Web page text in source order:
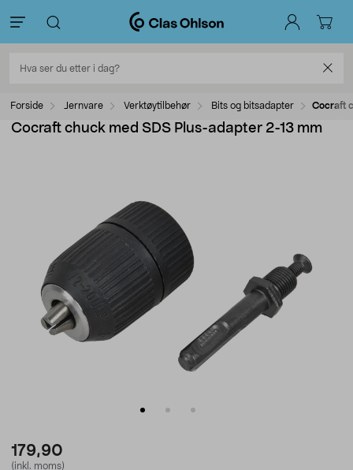
Forside Jernvare Verktøytilbehør Bits og bitsadapter Cocraft
Cocraft chuck med SDS Plus-adapter 2-13 mm
179,90
(inkl. moms)